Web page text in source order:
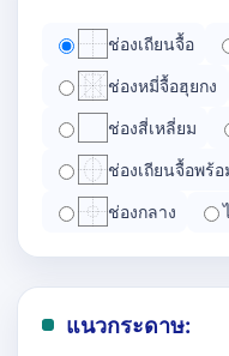
ช่องเถียนจื้อ
ช่องหมี่จื้อฮุยกง
ช่องสี่เหลี่ยม
ช่องเถียนจื้อพร้อ
ช่องกลาง
แนวกระดาษ: